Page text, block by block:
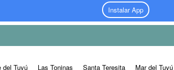
Instalar App
del Tuyú Las Toninas Santa Teresita Mar del Tuyú